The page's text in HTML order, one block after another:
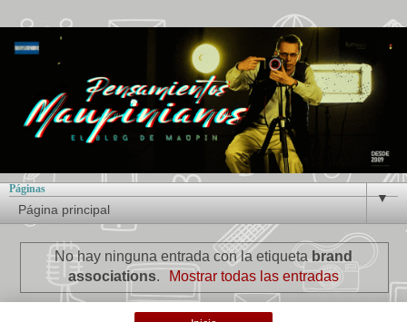
Páginas
▼
No hay ninguna entrada con la etiqueta brand
associations. Mostrar todas las entradas